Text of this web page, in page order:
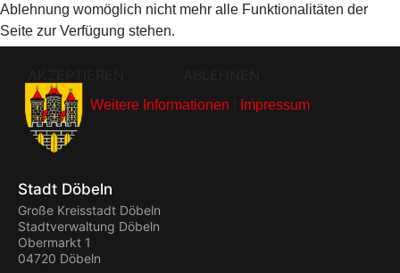
Stadt Döbeln
Große Kreisstadt Döbeln
Stadtverwaltung Döbeln
Obermarkt 1
04720 Döbeln
Ablehnung womöglich nicht mehr alle Funktionalitäten der
Seite zur Verfügung stehen.
Weitere Informationen Impressum